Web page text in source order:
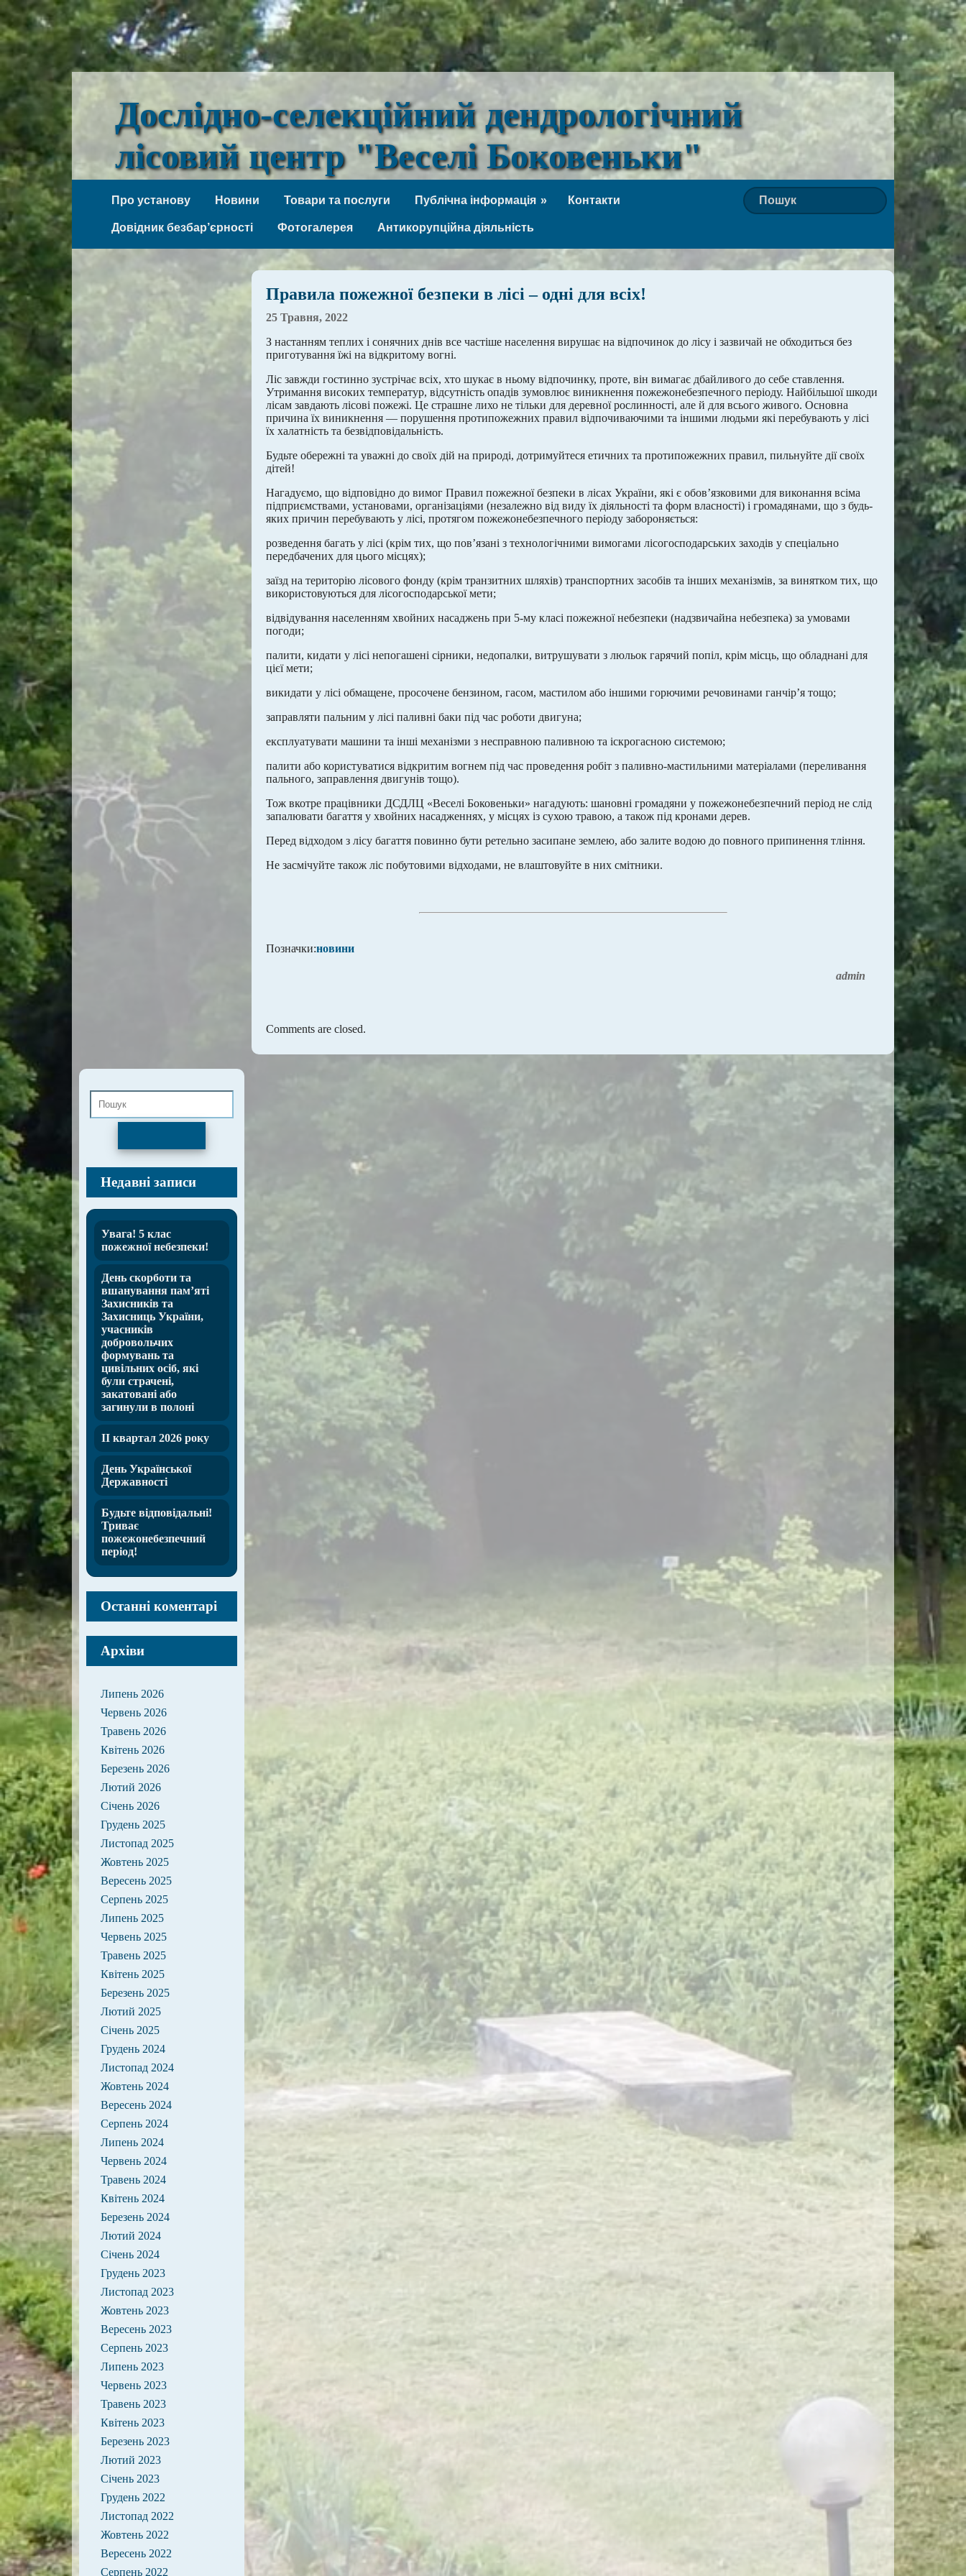
Дослідно-селекційний дендрологічний
лісовий центр "Веселі Боковеньки"
Про установу
Новини Товари та послуги Публічна інформація Контакти
Довідник безбар’єрності Фотогалерея Антикорупційна діяльність
Правила пожежної безпеки в лісі – одні для всіх!
25 Травня, 2022
З настанням теплих і сонячних днів все частіше населення вирушає на відпочинок до лісу і зазвичай не обходиться без
приготування їжі на відкритому вогні.
Ліс завжди гостинно зустрічає всіх, хто шукає в ньому відпочинку, проте, він вимагає дбайливого до себе ставлення.
Утримання високих температур, відсутність опадів зумовлює виникнення пожежонебезпечного періоду. Найбільшої шкоди
лісам завдають лісові пожежі. Це страшне лихо не тільки для деревної рослинності, але й для всього живого. Основна
причина їх виникнення — порушення протипожежних правил відпочиваючими та іншими людьми які перебувають у лісі
їх халатність та безвідповідальність.
Будьте обережні та уважні до своїх дій на природі, дотримуйтеся етичних та протипожежних правил, пильнуйте дії своїх
дітей!
Нагадуємо, що відповідно до вимог Правил пожежної безпеки в лісах України, які є обов’язковими для виконання всіма
підприємствами, установами, організаціями (незалежно від виду їх діяльності та форм власності) і громадянами, що з будь-
яких причин перебувають у лісі, протягом пожежонебезпечного періоду забороняється:
розведення багать у лісі (крім тих, що пов’язані з технологічними вимогами лісогосподарських заходів у спеціально
передбачених для цього місцях);
заїзд на територію лісового фонду (крім транзитних шляхів) транспортних засобів та інших механізмів, за винятком тих, що
використовуються для лісогосподарської мети;
відвідування населенням хвойних насаджень при 5-му класі пожежної небезпеки (надзвичайна небезпека) за умовами
погоди;
палити, кидати у лісі непогашені сірники, недопалки, витрушувати з люльок гарячий попіл, крім місць, що обладнані для
цієї мети;
викидати у лісі обмащене, просочене бензином, гасом, мастилом або іншими горючими речовинами ганчір’я тощо;
заправляти пальним у лісі паливні баки під час роботи двигуна;
експлуатувати машини та інші механізми з несправною паливною та іскрогасною системою;
палити або користуватися відкритим вогнем під час проведення робіт з паливно-мастильними матеріалами (переливання
пального, заправлення двигунів тощо).
Тож вкотре працівники ДСДЛЦ «Веселі Боковеньки» нагадують: шановні громадяни у пожежонебезпечний період не слід
запалювати багаття у хвойних насадженнях, у місцях із сухою травою, а також під кронами дерев.
Перед відходом з лісу багаття повинно бути ретельно засипане землею, або залите водою до повного припинення тління.
Не засмічуйте також ліс побутовими відходами, не влаштовуйте в них смітники.
Позначки:новини
admin
Comments are closed.
Недавні записи
Увага! 5 клас
пожежної небезпеки!
День скорботи та
вшанування пам’яті
Захисників та
Захисниць України,
учасників
добровольчих
формувань та
цивільних осіб, які
були страчені,
закатовані або
загинули в полоні
ІІ квартал 2026 року
День Української
Державності
Будьте відповідальні!
Триває
пожежонебезпечний
період!
Останні коментарі
Архіви
Липень 2026
Червень 2026
Травень 2026
Квітень 2026
Березень 2026
Лютий 2026
Січень 2026
Грудень 2025
Листопад 2025
Жовтень 2025
Вересень 2025
Серпень 2025
Липень 2025
Червень 2025
Травень 2025
Квітень 2025
Березень 2025
Лютий 2025
Січень 2025
Грудень 2024
Листопад 2024
Жовтень 2024
Вересень 2024
Серпень 2024
Липень 2024
Червень 2024
Травень 2024
Квітень 2024
Березень 2024
Лютий 2024
Січень 2024
Грудень 2023
Листопад 2023
Жовтень 2023
Вересень 2023
Серпень 2023
Липень 2023
Червень 2023
Травень 2023
Квітень 2023
Березень 2023
Лютий 2023
Січень 2023
Грудень 2022
Листопад 2022
Жовтень 2022
Вересень 2022
Серпень 2022